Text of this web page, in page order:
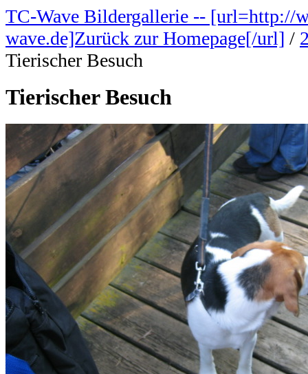
TC-Wave Bildergallerie -- [url=http://
wave.de]Zurück zur Homepage[/url] /
Tierischer Besuch
Tierischer Besuch